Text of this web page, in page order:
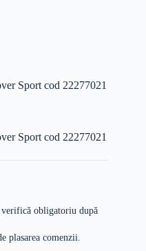
Sport cod 22277021
Sport cod 22277021
obligatoriu după
plasarea comenzii.